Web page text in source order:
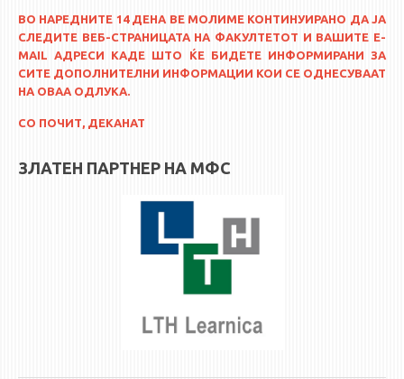
ASSISTANT PROFESSORS
ASSISTANTS
LECTORS
IN MEMORIAM
STUDIES
INTERNATIONAL EXCHANGE
ВО НАРЕДНИТЕ 14 ДЕНА ВЕ МОЛИМЕ КОНТИНУИРАНО ДА ЈА
СЛЕДИТЕ ВЕБ-СТРАНИЦАТА НА ФАКУЛТЕТОТ И ВАШИТЕ E-
MAIL АДРЕСИ КАДЕ ШТО ЌЕ БИДЕТЕ ИНФОРМИРАНИ ЗА
СИТЕ ДОПОЛНИТЕЛНИ ИНФОРМАЦИИ КОИ СЕ ОДНЕСУВААТ
НА ОВАА ОДЛУКА.
СО ПОЧИТ, ДЕКАНАТ
ЗЛАТЕН ПАРТНЕР НА МФС